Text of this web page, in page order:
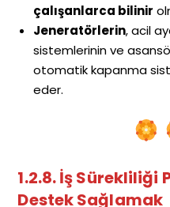
çalışanlarca bilinir
Jeneratörlerin, acil
sistemlerinin ve
otomatik kapanma
eder.
1.2.8. İş Sürekliliği
Destek Sağlamak